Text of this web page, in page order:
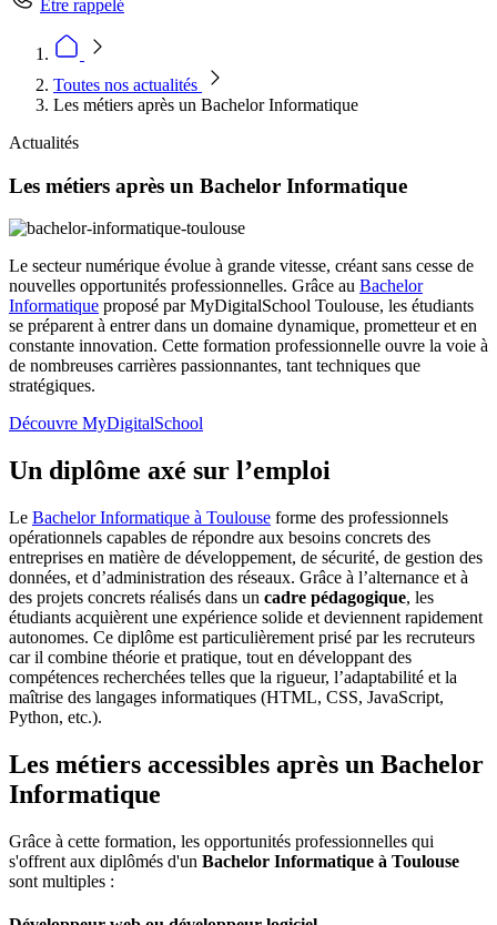
Être rappelé
Toutes nos actualités
Les métiers après un Bachelor Informatique
Actualités
Les métiers après un Bachelor Informatique
Le secteur numérique évolue à grande vitesse, créant sans cesse de
nouvelles opportunités professionnelles. Grâce au Bachelor
Informatique proposé par MyDigitalSchool Toulouse, les étudiants
se préparent à entrer dans un domaine dynamique, prometteur et en
constante innovation. Cette formation professionnelle ouvre la voie à
de nombreuses carrières passionnantes, tant techniques que
stratégiques.
Découvre MyDigitalSchool
Un diplôme axé sur l’emploi
Le Bachelor Informatique à Toulouse forme des professionnels
opérationnels capables de répondre aux besoins concrets des
entreprises en matière de développement, de sécurité, de gestion des
données, et d’administration des réseaux. Grâce à l’alternance et à
des projets concrets réalisés dans un cadre pédagogique, les
étudiants acquièrent une expérience solide et deviennent rapidement
autonomes. Ce diplôme est particulièrement prisé par les recruteurs
car il combine théorie et pratique, tout en développant des
compétences recherchées telles que la rigueur, l’adaptabilité et la
maîtrise des langages informatiques (HTML, CSS, JavaScript,
Python, etc.).
Les métiers accessibles après un Bachelor
Informatique
Grâce à cette formation, les opportunités professionnelles qui
s'offrent aux diplômés d'un Bachelor Informatique à Toulouse
sont multiples :